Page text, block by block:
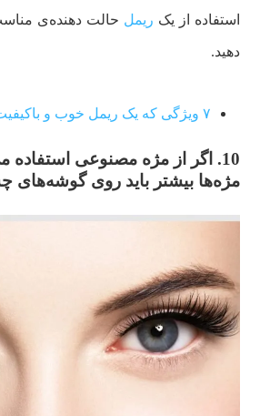
استفاده از یک ریمل حالت دهنده‌ی
دهید.
۷ ویژگی که یک ریمل خوب و باکیفیت باید داشته باشد
10. اگر از مژه مصنوعی استفاده
مژه‌ها بیشتر باید روی گوشه‌های